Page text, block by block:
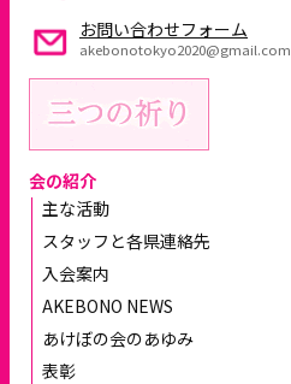
お問い合わせフォーム
akebonotokyo2020@gmail.com
会の紹介
主な活動
スタッフと各県連絡先
入会案内
AKEBONO NEWS
あけぼの会のあゆみ
表彰